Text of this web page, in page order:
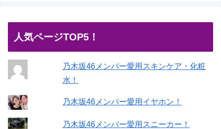
人気ページTOP5！
乃木坂46メンバー愛用スキンケア・化粧
水！
乃木坂46メンバー愛用イヤホン！
乃木坂46メンバー愛用スニーカー！